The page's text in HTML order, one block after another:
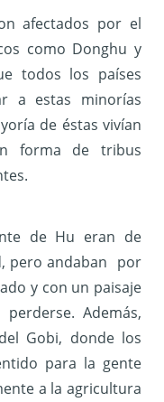
afectados por el
como Donghu y
todos los países
a estas minorías
de éstas vivían
forma de tribus
de Hu eran de
pero andaban por
y con un paisaje
Además,
Gobi, donde los
para la gente
a la agricultura